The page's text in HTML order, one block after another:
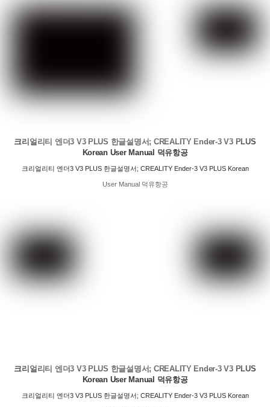
크리얼리티 엔더3 V3 PLUS 한글설명서; CREALITY Ender-3 V3 PLUS
Korean User Manual 덕유항공
크리얼리티 엔더3 V3 PLUS 한글설명서; CREALITY Ender-3 V3 PLUS Korean
User Manual 덕유항공
크리얼리티 엔더3 V3 PLUS 한글설명서; CREALITY Ender-3 V3 PLUS
Korean User Manual 덕유항공
크리얼리티 엔더3 V3 PLUS 한글설명서; CREALITY Ender-3 V3 PLUS Korean